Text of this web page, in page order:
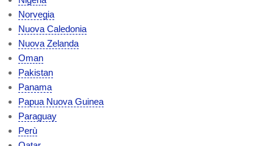
Norvegia
Nuova Caledonia
Nuova Zelanda
Oman
Pakistan
Panama
Papua Nuova Guinea
Paraguay
Perù